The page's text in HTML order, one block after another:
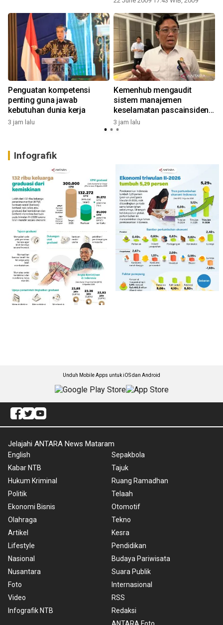
Penguatan kompetensi
penting guna jawab
kebutuhan dunia kerja
3 jam lalu
Kemenhub mengaudit
sistem manajemen
keselamatan pascainsiden
KMP Mutiara
3 jam lalu
Infografik
Unduh Mobile Apps untuk iOS dan Android
Jelajahi ANTARA News Mataram
English
Kabar NTB
Hukum Kriminal
Politik
Ekonomi Bisnis
Olahraga
Artikel
Lifestyle
Nasional
Nusantara
Foto
Video
Infografik NTB
Sepakbola
Tajuk
Ruang Ramadhan
Telaah
Otomotif
Tekno
Kesra
Pendidikan
Budaya Pariwisata
Suara Publik
Internasional
RSS
Redaksi